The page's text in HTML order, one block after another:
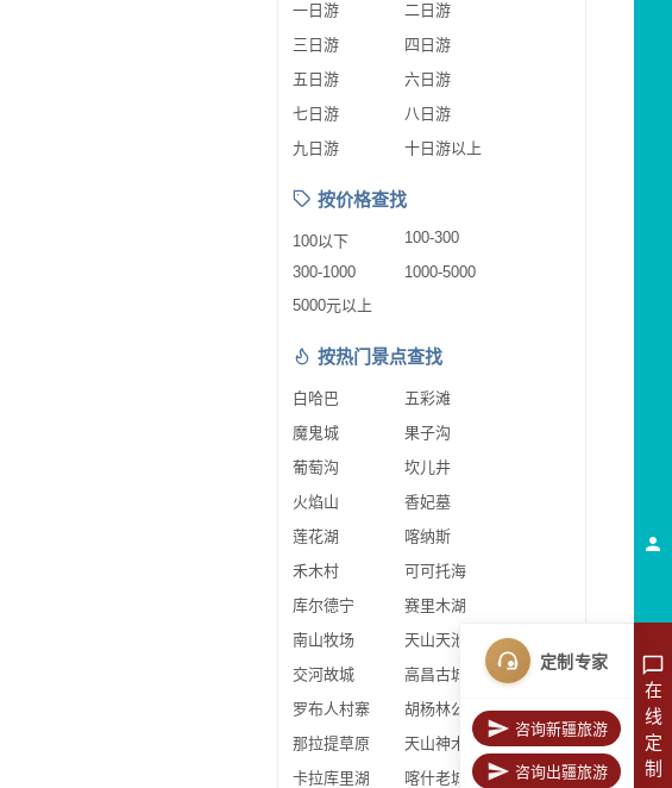
一日游
二日游
三日游
四日游
五日游
六日游
七日游
八日游
九日游
十日游以上
按价格查找
100以下
100-300
300-1000
1000-5000
5000元以上
按热门景点查找
白哈巴
五彩滩
魔鬼城
果子沟
葡萄沟
坎儿井
火焰山
香妃墓
莲花湖
喀纳斯
禾木村
可可托海
库尔德宁
赛里木湖
南山牧场
天山天池
交河故城
高昌古城
罗布人村寨
胡杨林公园
那拉提草原
天山神木园
卡拉库里湖
喀什老城区
在
线
定
制
定制专家
咨询新疆旅游
咨询出疆旅游